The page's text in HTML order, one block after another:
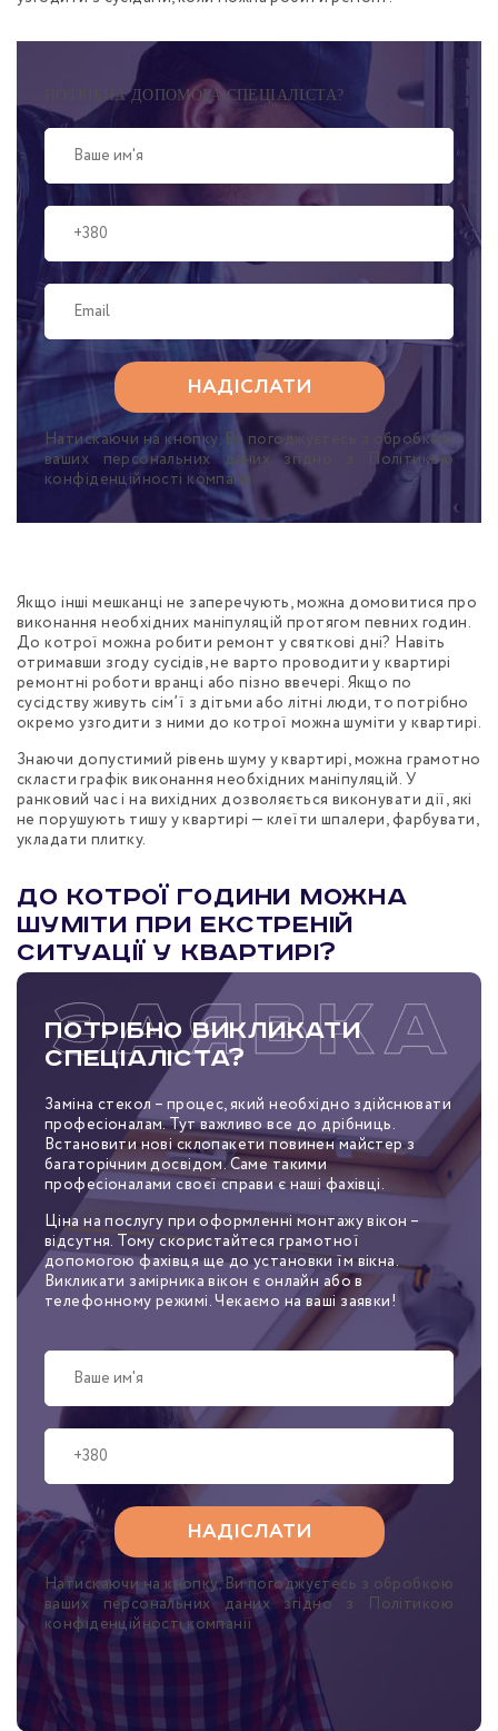
ПОТРІБНА ДОПОМОГА СПЕЦІАЛІСТА?
Натискаючи на кнопку, Ви погоджуєтесь з обробкою
ваших персональних даних згідно з Політикою
конфіденційності компанії
Якщо інші мешканці не заперечують, можна домовитися про
виконання необхідних маніпуляцій протягом певних годин.
До котрої можна робити ремонт у святкові дні? Навіть
отримавши згоду сусідів, не варто проводити у квартирі
ремонтні роботи вранці або пізно ввечері. Якщо по
сусідству живуть сім’ї з дітьми або літні люди, то потрібно
окремо узгодити з ними до котрої можна шуміти у квартирі.
Знаючи допустимий рівень шуму у квартирі, можна грамотно
скласти графік виконання необхідних маніпуляцій. У
ранковий час і на вихідних дозволяється виконувати дії, які
не порушують тишу у квартирі — клеїти шпалери, фарбувати,
укладати плитку.
До котрої години можна
шуміти при екстреній
ситуації у квартирі?
Потрібно викликати
спеціаліста?
Заміна стекол – процес, який необхідно здійснювати
професіоналам. Тут важливо все до дрібниць.
Встановити нові склопакети повинен майстер з
багаторічним досвідом. Саме такими
професіоналами своєї справи є наші фахівці.
Ціна на послугу при оформленні монтажу вікон –
відсутня. Тому скористайтеся грамотної
допомогою фахівця ще до установки їм вікна.
Викликати замірника вікон є онлайн або в
телефонному режимі. Чекаємо на ваші заявки!
Натискаючи на кнопку, Ви погоджуєтесь з обробкою
ваших персональних даних згідно з Політикою
конфіденційності компанії